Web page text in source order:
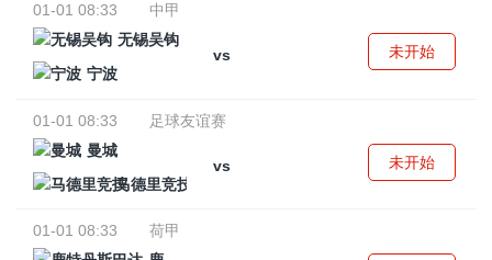
01-01 08:33
中甲
无锡吴钩
vs
宁波
未开始
01-01 08:33
足球友谊赛
曼城
vs
马德里竞技
未开始
01-01 08:33
荷甲